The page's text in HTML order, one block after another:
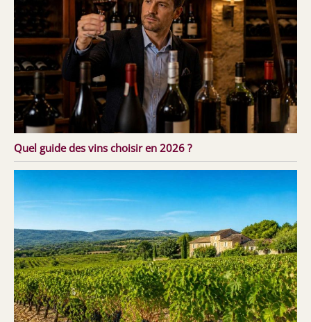
Quel guide des vins choisir en 2026 ?